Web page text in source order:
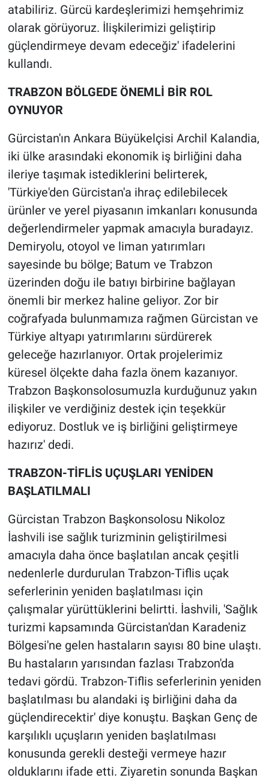
atabiliriz. Gürcü kardeşlerimizi hemşehrimiz
olarak görüyoruz. İlişkilerimizi geliştirip
güçlendirmeye devam edeceğiz' ifadelerini
kullandı.
TRABZON BÖLGEDE ÖNEMLİ BİR ROL
OYNUYOR
Gürcistan'ın Ankara Büyükelçisi Archil Kalandia,
iki ülke arasındaki ekonomik iş birliğini daha
ileriye taşımak istediklerini belirterek,
'Türkiye'den Gürcistan'a ihraç edilebilecek
ürünler ve yerel piyasanın imkanları konusunda
değerlendirmeler yapmak amacıyla buradayız.
Demiryolu, otoyol ve liman yatırımları
sayesinde bu bölge; Batum ve Trabzon
üzerinden doğu ile batıyı birbirine bağlayan
önemli bir merkez haline geliyor. Zor bir
coğrafyada bulunmamıza rağmen Gürcistan ve
Türkiye altyapı yatırımlarını sürdürerek
geleceğe hazırlanıyor. Ortak projelerimiz
küresel ölçekte daha fazla önem kazanıyor.
Trabzon Başkonsolosumuzla kurduğunuz yakın
ilişkiler ve verdiğiniz destek için teşekkür
ediyoruz. Dostluk ve iş birliğini geliştirmeye
hazırız' dedi.
TRABZON-TİFLİS UÇUŞLARI YENİDEN
BAŞLATILMALI
Gürcistan Trabzon Başkonsolosu Nikoloz
İashvili ise sağlık turizminin geliştirilmesi
amacıyla daha önce başlatılan ancak çeşitli
nedenlerle durdurulan Trabzon-Tiflis uçak
seferlerinin yeniden başlatılması için
çalışmalar yürüttüklerini belirtti. İashvili, 'Sağlık
turizmi kapsamında Gürcistan'dan Karadeniz
Bölgesi'ne gelen hastaların sayısı 80 bine ulaştı.
Bu hastaların yarısından fazlası Trabzon'da
tedavi gördü. Trabzon-Tiflis seferlerinin yeniden
başlatılması bu alandaki iş birliğini daha da
güçlendirecektir' diye konuştu. Başkan Genç de
karşılıklı uçuşların yeniden başlatılması
konusunda gerekli desteği vermeye hazır
olduklarını ifade etti. Ziyaretin sonunda Başkan